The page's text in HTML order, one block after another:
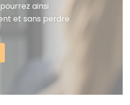
ainsi
et sans perdre